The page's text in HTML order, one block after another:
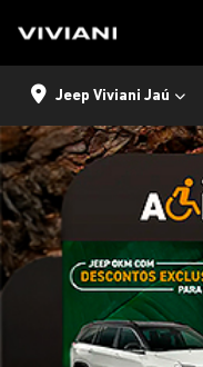
Jeep Viviani Jaú